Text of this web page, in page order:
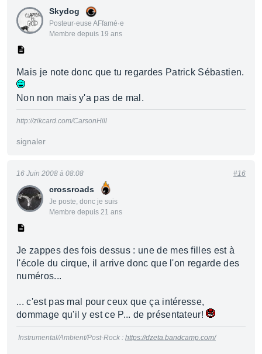
Skydog
Posteur·euse AFfamé·e
Membre depuis 19 ans
Mais je note donc que tu regardes Patrick Sébastien.
Non non mais y'a pas de mal.
http://zikcard.com/CarsonHill
signaler
crossroads
Je poste, donc je suis
Membre depuis 21 ans
16 Juin 2008 à 08:08 #16
Je zappes des fois dessus : une de mes filles est à
l'école du cirque, il arrive donc que l'on regarde des
numéros...
... c'est pas mal pour ceux que ça intéresse,
dommage qu'il y est ce P... de présentateur!
Instrumental/Ambient/Post-Rock : https://dzeta.bandcamp.com/